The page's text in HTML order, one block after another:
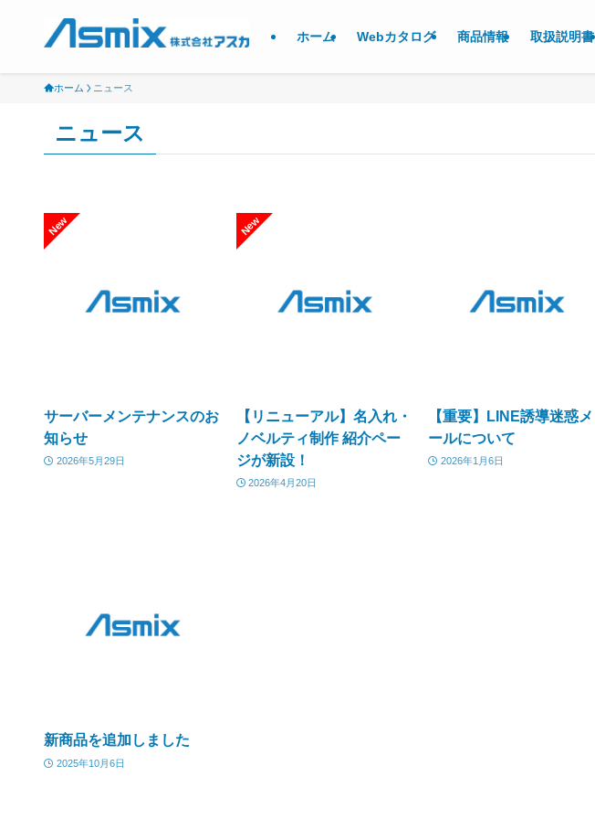
ホーム Webカタログ 商品情報 取扱説明書
ホーム ニュース
ニュース
サーバーメンテナンスのお
知らせ
2026年5月29日
【リニューアル】名入れ・
ノベルティ制作 紹介ペー
ジが新設！
2026年4月20日
【重要】LINE誘導迷惑メ
ールについて
2026年1月6日
新商品を追加しました
2025年10月6日